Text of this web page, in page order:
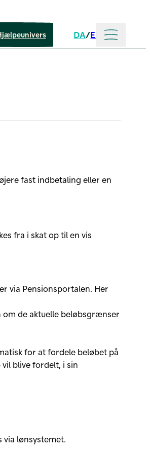
Sprog
DA EN Mere
fast indbetaling eller en
fra i skat op til en vis
via Pensionsportalen. Her
de aktuelle beløbsgrænser
for at fordele beløbet på
blive fordelt, i sin
via lønsystemet.